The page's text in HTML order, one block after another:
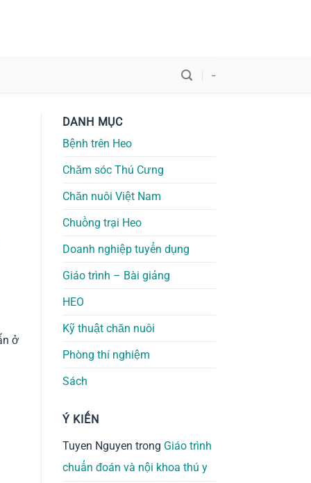
-
ở
DANH MỤC
Bệnh trên Heo
Chăm sóc Thú Cưng
Chăn nuôi Việt Nam
Chuồng trại Heo
Doanh nghiệp tuyển dụng
Giáo trình – Bài giảng
HEO
Kỹ thuật chăn nuôi
Phòng thí nghiệm
Sách
Ý KIẾN
Tuyen Nguyen trong Giáo trình
chuẩn đoán và nội khoa thú y